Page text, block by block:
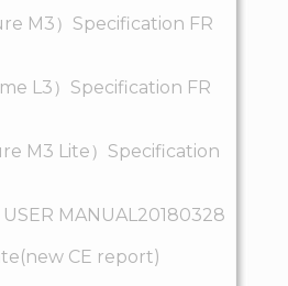
M3）Specification FR
L3）Specification FR
M3 Lite）Specification
MANUAL20180328
CE report)